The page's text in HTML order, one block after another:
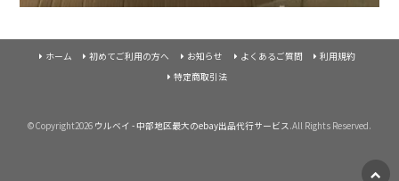
ホーム 初めてご利用の方へ お知らせ よくあるご質問
利用規約
特定商取引法
©Copyright2026 ウルベイ - 中部地区最大のebay出品代行サービス.All Rights Reserved.